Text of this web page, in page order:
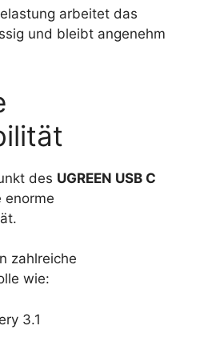
arbeitet das
und bleibt angenehm
des UGREEN USB C
enorme
zahlreiche
wie:
3.1